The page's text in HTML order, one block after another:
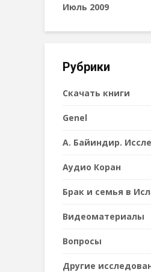
Июль 2009
Рубрики
Cкачать книги
Genel
А. Байиндир.
Аудио Коран
Брак и семья в
Видеоматериалы
Вопросы
Другие